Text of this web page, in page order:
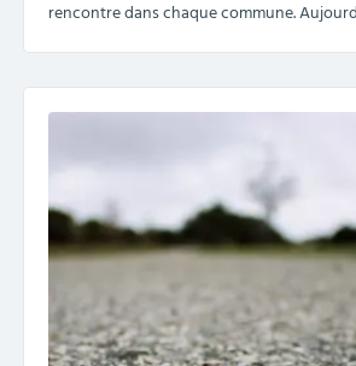
rencontre dans chaque commune.